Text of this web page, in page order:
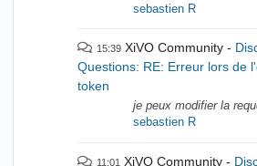
sebastien R
15:39 XiVO Community
Questions: RE: Erreur lors de
token
je peux modifier la
sebastien R
11:01 XiVO Community